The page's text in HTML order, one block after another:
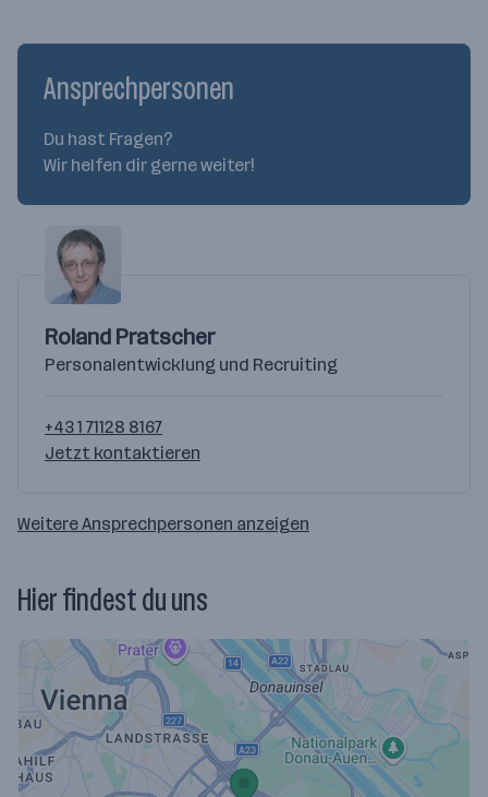
Ansprechpersonen
Du hast Fragen?
Wir helfen dir gerne weiter!
Roland Pratscher
Personalentwicklung und Recruiting
+43 1 71128 8167
Jetzt kontaktieren
Weitere Ansprechpersonen anzeigen
Hier findest du uns